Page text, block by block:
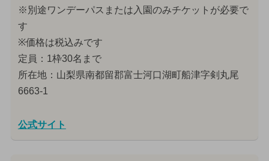
※別途ワンデーパスまたは入園のみチケットが必要で
す
※価格は税込みです
定員：1枠30名まで
所在地：山梨県南都留郡富士河口湖町船津字剣丸尾
6663-1
公式サイト